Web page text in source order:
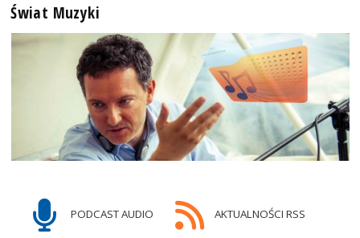
Świat Muzyki
PODCAST AUDIO AKTUALNOŚCI RSS